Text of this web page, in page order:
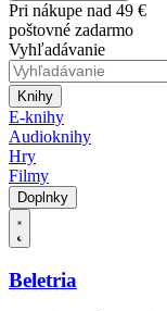
Pri nákupe nad 49 €
poštovné zadarmo
Vyhľadávanie
Knihy
E-knihy
Audioknihy
Hry
Filmy
Doplnky
Beletria